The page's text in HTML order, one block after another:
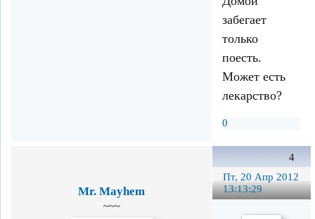
забегает
только
поесть.
Может есть
лекарство?
0
4
Пт, 20 Апр 2012
13:13:29
Mr. Mayhem
~~~